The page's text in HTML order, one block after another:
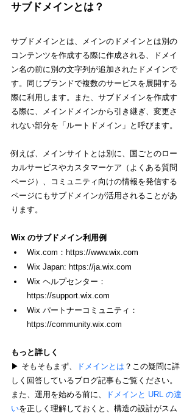
サブドメインとは？
サブドメインとは、メインのドメインとは別の
コンテンツを作成する際に作成される、ドメイ
ン名の前に別の文字列が追加されたドメインで
す。同じブランドで複数のサービスを展開する
際に利用します。また、サブドメインを作成す
る際に、メインドメインから引き継ぎ、変更さ
れない部分を「ルートドメイン」と呼びます。
例えば、メインサイトとは別に、国ごとのロー
カルサービスやカスタマーケア（よくある質問
ページ）、コミュニティ向けの情報を発信する
ページにもサブドメインが活用されることがあ
ります。
Wix のサブドメイン利用例
Wix.com：https://www.wix.com
Wix Japan: https://ja.wix.com
Wix ヘルプセンター：
https://support.wix.com
Wix パートナーコミュニティ：
https://community.wix.com
もっと詳しく
▶︎ そもそもまず、
ドメインとは ？この疑問に詳
しく回答しているブログ記事もご覧ください。
また、運用を始める前に、
ドメインと URL の違
いを正しく理解しておくと、構造の設計がスム